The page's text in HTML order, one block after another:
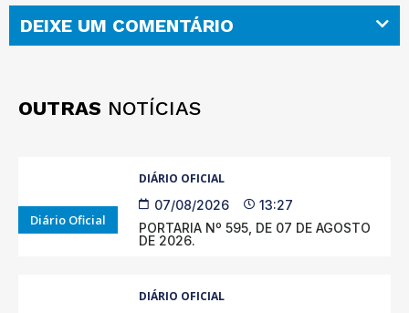
DEIXE UM COMENTÁRIO
OUTRAS NOTÍCIAS
Diário Oficial
DIÁRIO OFICIAL
07/08/2026
13:27
PORTARIA Nº 595, DE 07 DE AGOSTO
DE 2026.
DIÁRIO OFICIAL